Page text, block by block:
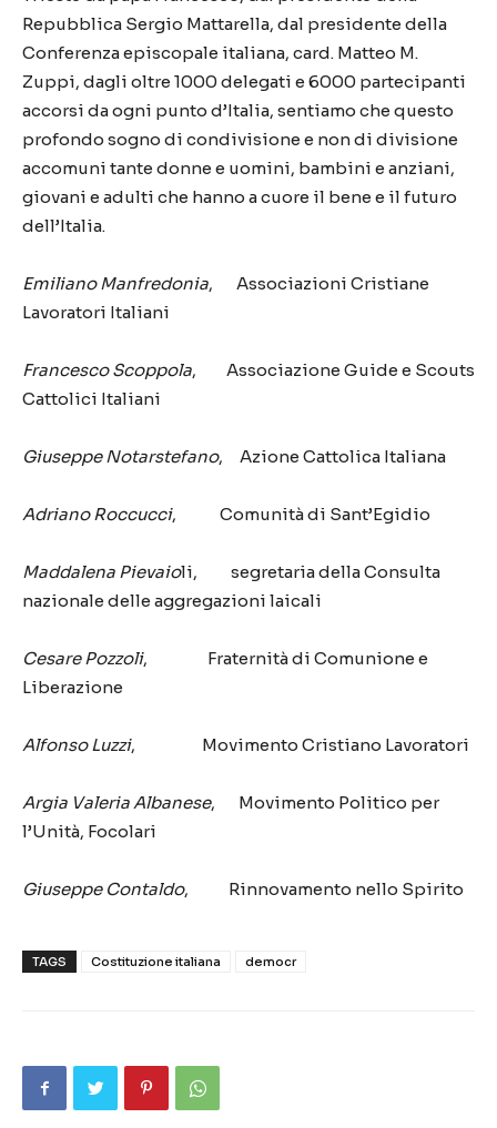
Repubblica Sergio Mattarella, dal presidente della
Conferenza episcopale italiana, card. Matteo M.
Zuppi, dagli oltre 1000 delegati e 6000 partecipanti
accorsi da ogni punto d’Italia, sentiamo che questo
profondo sogno di condivisione e non di divisione
accomuni tante donne e uomini, bambini e anziani,
giovani e adulti che hanno a cuore il bene e il futuro
dell’Italia.
Emiliano Manfredonia, Associazioni Cristiane
Lavoratori Italiani
Francesco Scoppola, Associazione Guide e Scouts
Cattolici Italiani
Giuseppe Notarstefano, Azione Cattolica Italiana
Adriano Roccucci, Comunità di Sant’Egidio
Maddalena Pievaioli, segretaria della Consulta
nazionale delle aggregazioni laicali
Cesare Pozzoli, Fraternità di Comunione e
Liberazione
Alfonso Luzzi, Movimento Cristiano Lavoratori
Argia ValeriaAlbanese, Movimento Politico per
l’Unità, Focolari
Giuseppe Contaldo, Rinnovamento nello Spirito
TAGS Costituzione italiana democr